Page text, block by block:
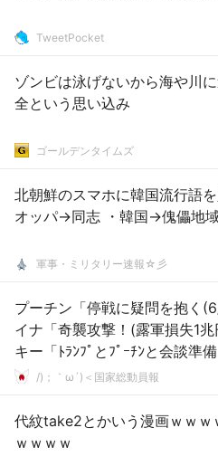
TweetPocket
ゾンビは泳げないから海や川
全という思い込み
ゴールデンタイムズ
北朝鮮のスマホに韓国流行語
オッパ→同志 ・韓国→傀儡地域
軍事・ミリタリー速報☆彡
プーチン「停戦に疑問を抱く
イナ「奇襲攻撃！(露軍損失1
キー「ﾄﾗﾝﾌﾟとﾌﾟｰﾁﾝと会談準
「平和を望んでいない(ｳｸﾗｲﾅ批
/)；｀ω´)＜国家総動員報
代紋take2とかいう漫画ｗｗｗ
ｗｗｗｗ